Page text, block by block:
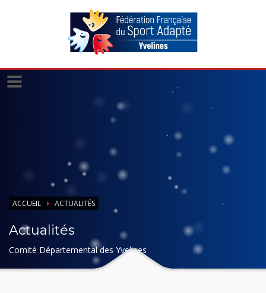
ACCUEIL ACTUALITÉS
Actualités
Comité Départemental des Yvelines
Panneau de gestion des cookies